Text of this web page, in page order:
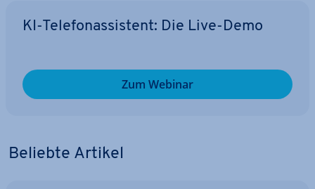
KI-Te­le­fon­as­sis­tent: Die Live-Demo
Zum Webinar
Beliebte Artikel